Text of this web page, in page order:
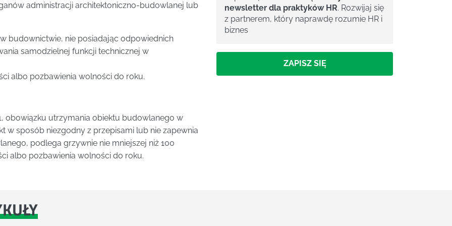
administracji architektoniczno-budowlanej lub
budownictwie, nie posiadając odpowiednich
samodzielnej funkcji technicznej w
albo pozbawienia wolności do roku.
obowiązku utrzymania obiektu budowlanego w
w sposób niezgodny z przepisami lub nie zapewnia
podlega grzywnie nie mniejszej niż 100
albo pozbawienia wolności do roku.
newsletter dla praktyków HR. Rozwijaj się
z partnerem, który naprawdę rozumie HR i
biznes
ZAPISZ SIĘ